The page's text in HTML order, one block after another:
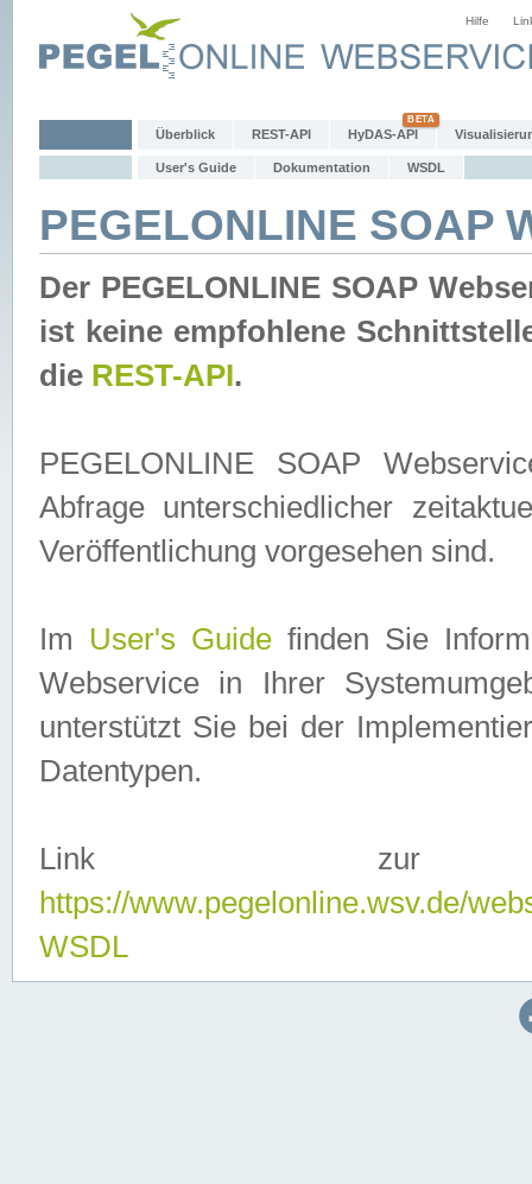
Hilfe
Überblick REST-API HyDAS-API
User's Guide Dokumentation WSDL
PEGELONLINE SOAP
Der PEGELONLINE SOAP
ist keine empfohlene
die REST-API.
PEGELONLINE SOAP
Abfrage unterschiedlicher
Veröffentlichung vorgesehen sind.
Im User's Guidefinden Sie
Webservice in Ihrer
unterstützt Sie bei der
Datentypen.
Link zur
https://www.pegelonline.wsv.de/
WSDL